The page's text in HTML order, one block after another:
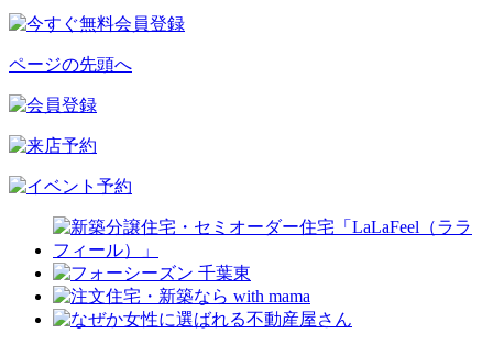
ページの先頭へ